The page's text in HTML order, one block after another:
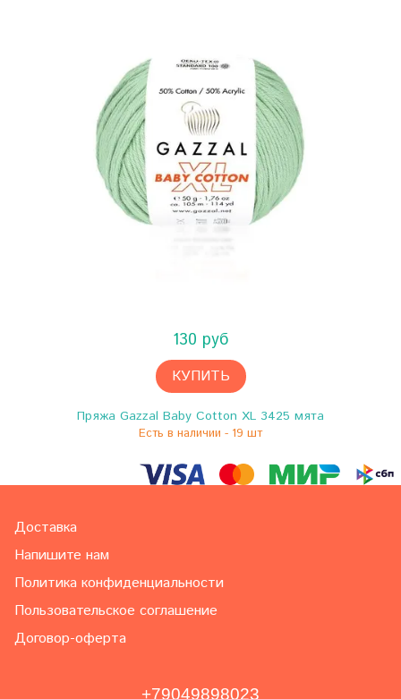
130 руб
КУПИТЬ
Пряжа Gazzal Baby Cotton XL 3425 мята
Есть в наличии - 19 шт
Доставка
Напишите нам
Политика конфиденциальности
Пользовательское соглашение
Договор-оферта
+79049898023